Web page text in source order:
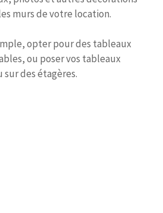
murs de votre location.
opter pour des tableaux
ou poser vos tableaux
des étagères.